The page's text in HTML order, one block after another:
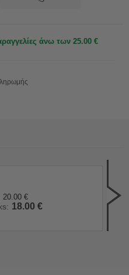
άνω των 25.00 €
20.00 €
18.00 €